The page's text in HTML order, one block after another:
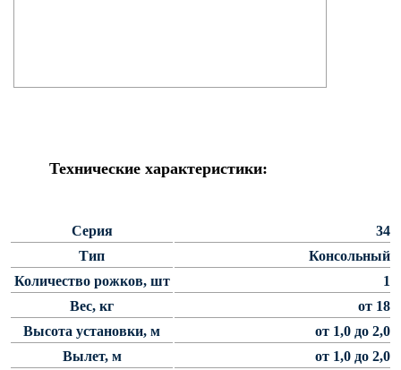
фланцевые опоры освещения
фланцевые
СП Опора освещения силовая
прямостоечная трубчатая
СФГ Силовые фланцевые
граненые опоры освещения
ОККС Силовые круглые
конические опоры освещения
Технические характеристики:
Серия
34
Тип
Консольный
Количество рожков, шт
1
Вес, кг
от 18
Высота установки, м
от 1,0 до 2,0
Вылет, м
от 1,0 до 2,0